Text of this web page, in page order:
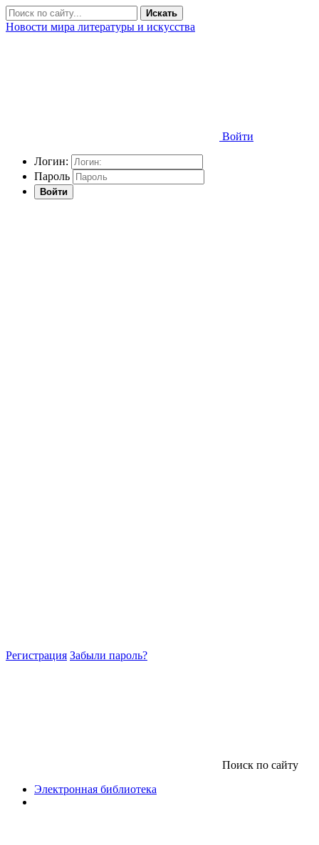
Искать
Новости мира литературы и искусства
Войти
Логин:
Пароль
Войти
Регистрация Забыли пароль?
Поиск по сайту
Электронная библиотека